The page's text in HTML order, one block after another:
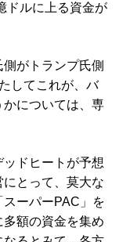
ドルに上る資金が
がトランプ氏側
してこれが、バ
については、専
ドヒートが予想
とって、莫大な
ーパーPAC」を
額の資金を集め